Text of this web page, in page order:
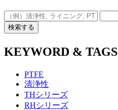
検索する
KEYWORD & TAGS
PTFE
清浄性
THシリーズ
RHシリーズ